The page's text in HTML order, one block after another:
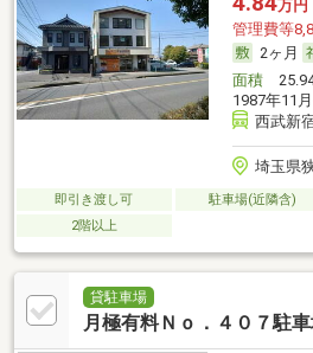
万円
管理費等
2ヶ月
面積
1987年11
西武新
埼玉県
即引き渡し可 駐車場(近隣含)
2階以上
貸駐車場
月極有料Ｎｏ．４０７駐